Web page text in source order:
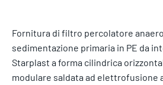
Fornitura di filtro percolatore
sedimentazione primaria in PE da
Starplast a forma cilindrica
modulare saldata ad elettrofusione